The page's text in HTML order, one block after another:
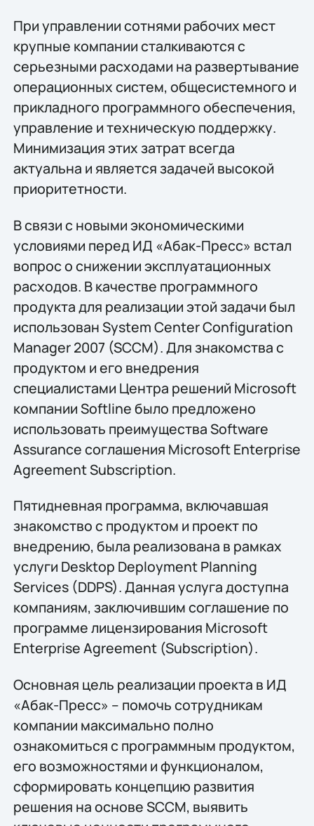
При управлении сотнями рабочих мест
крупные компании сталкиваются с
серьезными расходами на развертывание
операционных систем, общесистемного и
прикладного программного обеспечения,
управление и техническую поддержку.
Минимизация этих затрат всегда
актуальна и является задачей высокой
приоритетности.
В связи с новыми экономическими
условиями перед ИД «Абак-Пресс» встал
вопрос о снижении эксплуатационных
расходов. В качестве программного
продукта для реализации этой задачи был
использован System Center Configuration
Manager 2007 (SCCM). Для знакомства с
продуктом и его внедрения
специалистами Центра решений Microsoft
компании Softline было предложено
использовать преимущества Software
Assurance соглашения Microsoft Enterprise
Agreement Subscription.
Пятидневная программа, включавшая
знакомство с продуктом и проект по
внедрению, была реализована в рамках
услуги Desktop Deployment Planning
Services (DDPS). Данная услуга доступна
компаниям, заключившим соглашение по
программе лицензирования Microsoft
Enterprise Agreement (Subscription).
Основная цель реализации проекта в ИД
«Абак-Пресс» – помочь сотрудникам
компании максимально полно
ознакомиться с программным продуктом,
его возможностями и функционалом,
сформировать концепцию развития
решения на основе SCCM, выявить